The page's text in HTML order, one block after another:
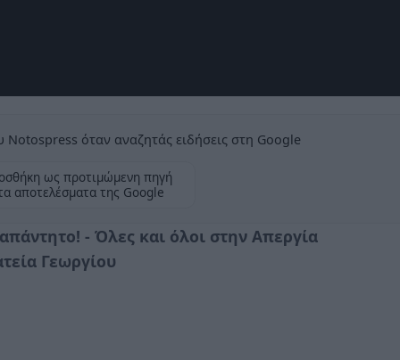
όταν αναζητάς ειδήσεις στη Google
ως προτιμώμενη πηγή
αποτελέσματα της Google
- Όλες και όλοι στην Απεργία
Γεωργίου